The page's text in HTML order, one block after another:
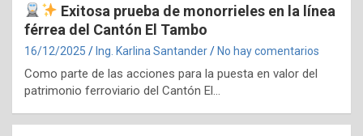
Exitosa prueba de monorrieles en la línea
férrea del Cantón El Tambo
16/12/2025 Ing. Karlina Santander No hay comentarios
Como parte de las acciones para la puesta en valor del
patrimonio ferroviario del Cantón El…